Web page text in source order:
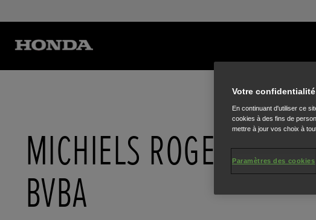
MICHIELS ROGER
BVBA
Votre confidentialité
En continuant d'utiliser ce
cookies à des fins de
mettre à jour vos choix à
Paramètres des cookies